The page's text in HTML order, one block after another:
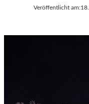
Veröffentlicht am: